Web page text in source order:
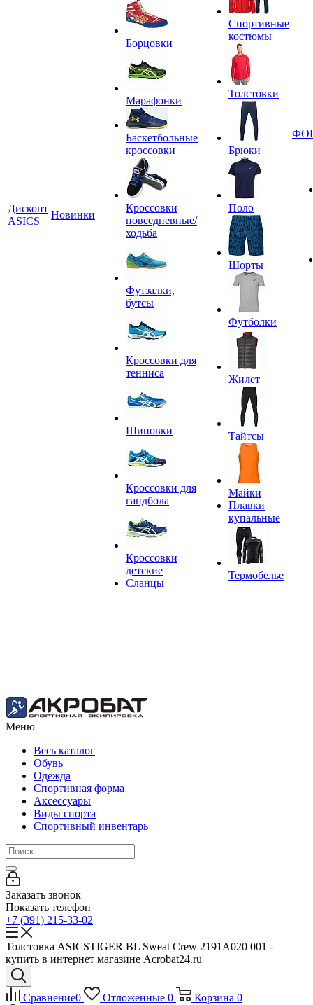
Дисконт
ASICS
Новинки
Борцовки
Марафонки
Баскетбольные
кроссовки
Кроссовки
повседневные/
ходьба
Футзалки,
бутсы
Кроссовки для
тенниса
Шиповки
Кроссовки для
гандбола
Кроссовки
детские
Сланцы
Спортивные
костюмы
Толстовки
Брюки
Поло
Шорты
Футболки
Жилет
Тайтсы
Майки
Плавки
купальные
Термобелье
Меню
Весь каталог
Обувь
Одежда
Спортивная форма
Аксессуары
Виды спорта
Спортивный инвентарь
Заказать звонок
Показать телефон
+7 (391) 215-33-02
Толстовка ASICSTIGER BL Sweat Crew 2191A020 001 -
купить в интернет магазине Acrobat24.ru
Сравнение0 Отложенные 0 Корзина 0